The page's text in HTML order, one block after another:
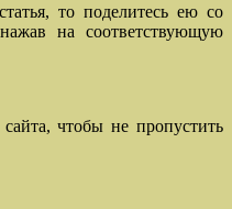
то поделитесь ею со
на соответствующую
чтобы не пропустить